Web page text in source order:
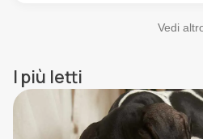
Vedi
I più letti